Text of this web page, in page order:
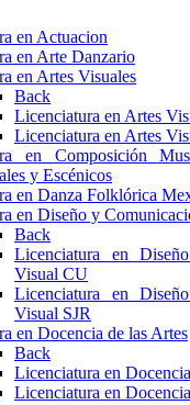
en Actuacion
en Arte Danzario
en Artes Visuales
Back
Licenciatura en Artes
Licenciatura en Artes
en Composición
y Escénicos
en Danza Folklórica
en Diseño y
Back
Licenciatura en
Visual CU
Licenciatura en
Visual SJR
en Docencia de las Artes
Back
Licenciatura en
Licenciatura en